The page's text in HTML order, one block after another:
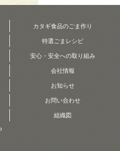
カタギ食品のごま作り
特選ごまレシピ
安心・安全への取り組み
会社情報
お知らせ
お問い合わせ
組織図